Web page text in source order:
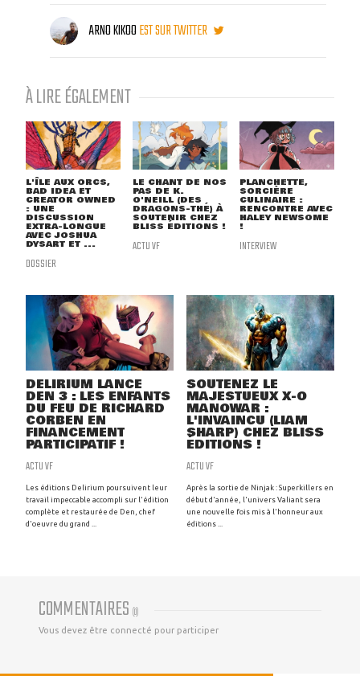
ARNO KIKOOEST SUR TWITTER
À LIRE ÉGALEMENT
L'ÎLE AUX ORCS,
BAD IDEA ET
CREATOR OWNED
: UNE
DISCUSSION
EXTRA-LONGUE
AVEC JOSHUA
DYSART ET ...
DOSSIER
LE CHANT DE NOS
PAS DE K.
O'NEILL (DES
DRAGONS-THÉ) À
SOUTENIR CHEZ
BLISS ÉDITIONS !
ACTU VF
PLANCHETTE,
SORCIÈRE
CULINAIRE :
RENCONTRE AVEC
HALEY NEWSOME
!
INTERVIEW
DELIRIUM LANCE
DEN 3 : LES ENFANTS
DU FEU DE RICHARD
CORBEN EN
FINANCEMENT
PARTICIPATIF !
ACTU VF
Les éditions Delirium poursuivent leur
travail impeccable accompli sur l'édition
complète et restaurée de Den, chef
d'oeuvre du grand ...
SOUTENEZ LE
MAJESTUEUX X-O
MANOWAR :
L'INVAINCU (LIAM
SHARP) CHEZ BLISS
ÉDITIONS !
ACTU VF
Après la sortie de Ninjak : Superkillers en
début d'année, l'univers Valiant sera
une nouvelle fois mis à l'honneur aux
éditions ...
COMMENTAIRES (0)
Vous devez être connecté pour participer